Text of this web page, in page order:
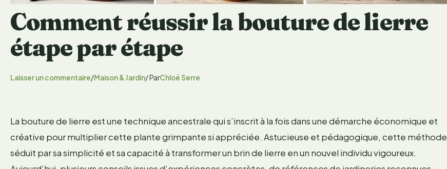
Comment réussir la bouture de lierre
étape par étape
Laisser un commentaire/Maison & Jardin/ ParChloé Serre
La bouture de lierre est une technique ancestrale qui s’inscrit à la fois dans une démarche économique et
créative pour multiplier cette plante grimpante si appréciée. Astucieuse et pédagogique, cette méthode
séduit par sa simplicité et sa capacité à transformer un brin de lierre en un nouvel individu vigoureux.